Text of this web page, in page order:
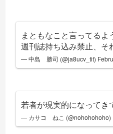
まともなこと言ってるよ
週刊誌持ち込み禁止、そ
— 中島 勝司 (@ja8ucv_tit)
若者が現実的になってき
— カサコ ねこ (@nohohohoho)